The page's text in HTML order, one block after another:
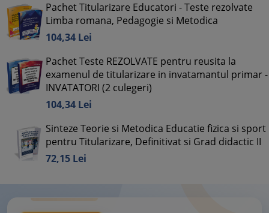
Pachet Titularizare Educatori - Teste rezolvate
Limba romana, Pedagogie si Metodica
104,34 Lei
Pachet Teste REZOLVATE pentru reusita la
examenul de titularizare in invatamantul primar -
INVATATORI (2 culegeri)
104,34 Lei
Sinteze Teorie si Metodica Educatie fizica si sport
pentru Titularizare, Definitivat si Grad didactic II
72,15 Lei